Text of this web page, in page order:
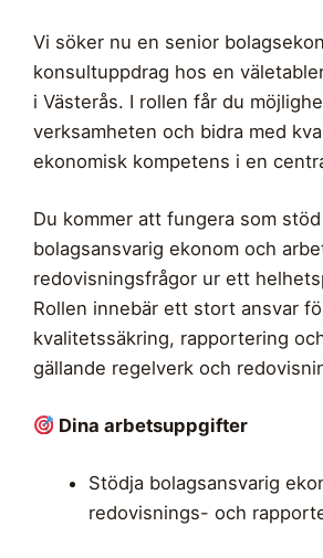
Vi söker nu en senior
konsultuppdrag hos en
i Västerås. I rollen får du
verksamheten och bidra med
ekonomisk kompetens i en
Du kommer att fungera som
bolagsansvarig ekonom och
redovisningsfrågor ur ett
Rollen innebär ett stort ansvar
kvalitetssäkring, rapportering
gällande regelverk och
Dina arbetsuppgifter
Stödja bolagsansvarig
redovisnings- och